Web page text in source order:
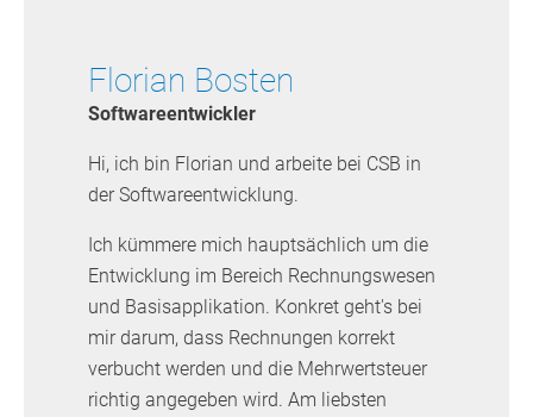
Florian Bosten
Softwareentwickler
Hi, ich bin Florian und arbeite bei CSB in
der Softwareentwicklung.
Ich kümmere mich hauptsächlich um die
Entwicklung im Bereich Rechnungswesen
und Basisapplikation. Konkret geht's bei
mir darum, dass Rechnungen korrekt
verbucht werden und die Mehrwertsteuer
richtig angegeben wird. Am liebsten